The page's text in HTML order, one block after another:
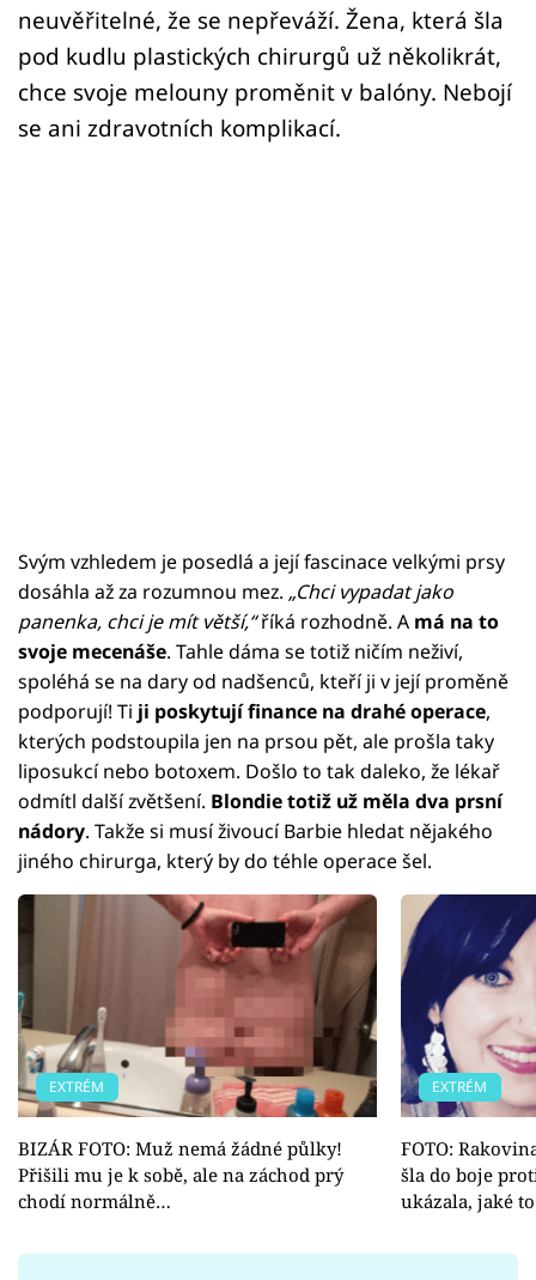
neuvěřitelné, že se nepřeváží. Žena, která šla
pod kudlu plastických chirurgů už několikrát,
chce svoje melouny proměnit v balóny. Nebojí
se ani zdravotních komplikací.
Svým vzhledem je posedlá a její fascinace velkými prsy
dosáhla až za rozumnou mez. „Chci vypadat jako
panenka, chci je mít větší,“říká rozhodně. A má na to
svoje mecenáše. Tahle dáma se totiž ničím neživí,
spoléhá se na dary od nadšenců, kteří ji v její proměně
podporují! Ti ji poskytují finance na drahé operace,
kterých podstoupila jen na prsou pět, ale prošla taky
liposukcí nebo botoxem. Došlo to tak daleko, že lékař
odmítl další zvětšení. Blondie totiž už měla dva prsní
nádory. Takže si musí živoucí Barbie hledat nějakého
jiného chirurga, který by do téhle operace šel.
EXTRÉM
BIZÁR FOTO: Muž nemá žádné půlky!
Přišili mu je k sobě, ale na záchod prý
chodí normálně…
EXTRÉM
FOTO:
šla do boje
ukázala, jaké